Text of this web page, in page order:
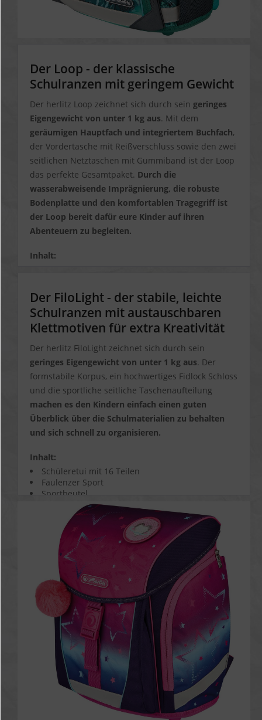
Der Loop - der klassische
Schulranzen mit geringem Gewicht
Der herlitz Loop zeichnet sich durch sein geringes
Eigengewicht von unter 1 kg aus. Mit dem
geräumigen Hauptfach und integriertem Buchfach,
der Vordertasche mit Reißverschluss sowie den zwei
seitlichen Netztaschen mit Gummiband ist der Loop
das perfekte Gesamtpaket. Durch die
wasserabweisende Imprägnierung, die robuste
Bodenplatte und den komfortablen Tragegriff ist
der Loop bereit dafür eure Kinder auf ihren
Abenteuern zu begleiten.
Inhalt:
Sportbeutel
Der FiloLight - der stabile, leichte
Schulranzen mit austauschbaren
Klettmotiven für extra Kreativität
Der herlitz FiloLight zeichnet sich durch sein
geringes Eigengewicht von unter 1 kg aus. Der
formstabile Korpus, ein hochwertiges Fidlock Schloss
und die sportliche seitliche Taschenaufteilung
machen es den Kindern einfach einen guten
Überblick über die Schulmaterialien zu behalten
und sich schnell zu organisieren.
Inhalt:
Schüleretui mit 16 Teilen
Faulenzer Sport
Sportbeutel
Zwei Applikationen